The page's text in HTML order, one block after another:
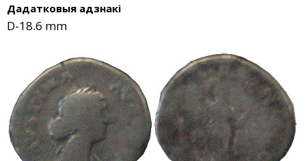
Дадатковыя адзнакі
D-18.6 mm